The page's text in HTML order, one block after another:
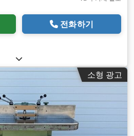
전화하기
소형 광고